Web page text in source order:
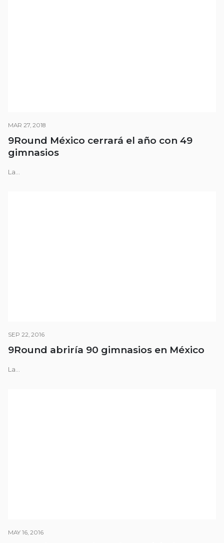
MAR 27, 2018
9Round México cerrará el año con 49
gimnasios
La...
SEP 22, 2016
9Round abriría 90 gimnasios en México
La...
MAY 16, 2016